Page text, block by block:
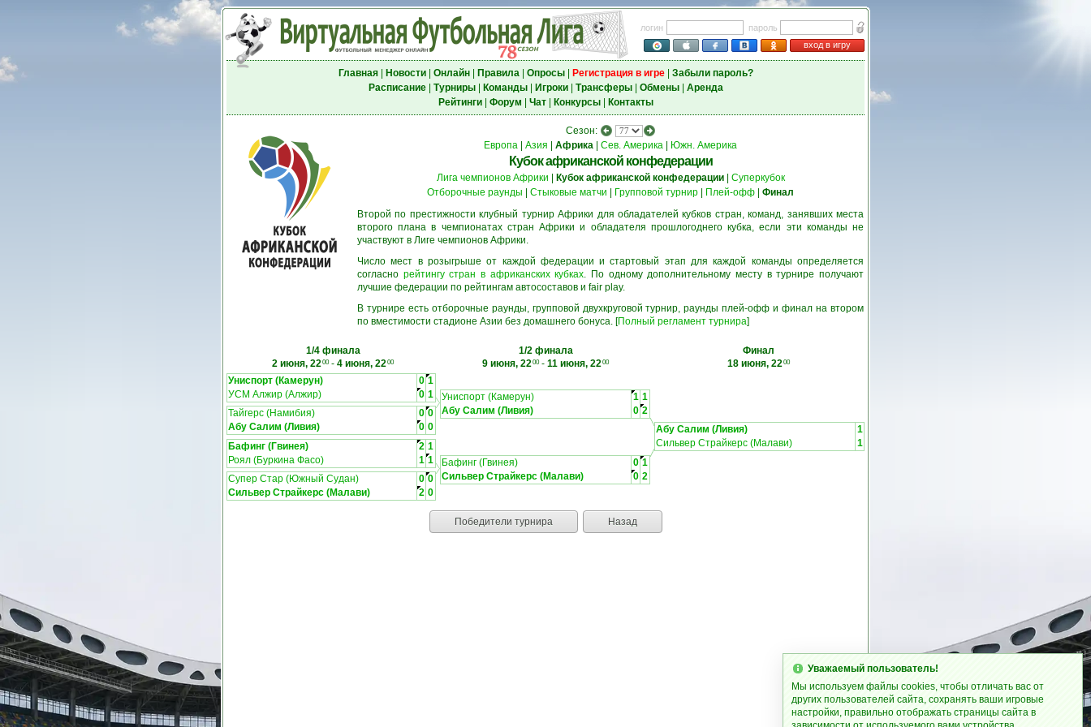
логин
пароль
вход в игру
Главная| Новости| Онлайн| Правила| Опросы| Регистрация в игре| Забыли пароль?
Расписание| Турниры| Команды| Игроки| Трансферы| Обмены| Аренда
Рейтинги| Форум Чат| Конкурсы| Контакты
Сезон:
Европа
Азия Африка Сев. Америка Южн. Америка
Кубок африканской конфедерации
Лига чемпионов Африки Кубок африканской конфедерации| Суперкубок
Отборочные раунды
Стыковые матчи Групповой турнир Плей-офф
Финал
Второй по престижности клубный турнир Африки для обладателей кубков стран, команд, занявших места
второго плана в чемпионатах стран Африки и обладателя прошлогоднего кубка, если эти команды не
участвуют в Лиге чемпионов Африки.
Число мест в розыгрыше от каждой федерации и стартовый этап для каждой команды определяется
согласно рейтингу стран в африканских кубках. По одному дополнительному месту в турнире получают
лучшие федерации по рейтингам автосоставов и fair play.
В турнире есть отборочные раунды, групповой двухкруговой турнир, раунды плей-офф и финал на втором
по вместимости стадионе Азии без домашнего бонуса. [Полный регламент турнира]
1/4 финала
2 июня, 2200- 4 июня, 2200
1/2 финала
9 июня, 2200- 11 июня, 2200
Финал
18 июня, 2200
Униспорт (Камерун) 0 1
УСМ Алжир (Алжир)
0 1
Тайгерс (Намибия)
0 0
Абу Салим (Ливия)
0 0
Униспорт (Камерун) 1 1
Абу Салим (Ливия)
0 2
Абу Салим (Ливия)
1
Сильвер Страйкерс (Малави)
1
Бафинг (Гвинея) 2 1
Роял (Буркина Фасо)
1 1
Супер Стар (Южный Судан)
0 0
Сильвер Страйкерс (Малави)
2 0
Бафинг (Гвинея) 0 1
Сильвер Страйкерс (Малави)
0 2
Победители турнира Назад
Уважаемый пользователь!
Мы используем файлы cookies, чтобы отличать вас от
других пользователей сайта, сохранять ваши игровые
настройки, правильно отображать страницы сайта в